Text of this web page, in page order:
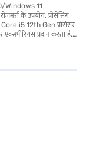
Windows 11
के उपयोग, प्रोसेसिंग
i5 12th Gen प्रोसेसर
प्रदान करता है.
में 8 GB RAM और तेज़ 512
Core i5 लैपटॉप उन लोगों के
की आवश्यकता है. यह
मिश्रण प्रदान करता है.
स्टोर पर जाएं और Easy